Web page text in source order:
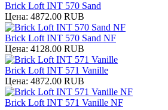
Brick Loft INT 570 Sand
Цена: 4872.00 RUB
Brick Loft INT 570 Sand NF
Цена: 4128.00 RUB
Brick Loft INT 571 Vanille
Цена: 4872.00 RUB
Brick Loft INT 571 Vanille NF